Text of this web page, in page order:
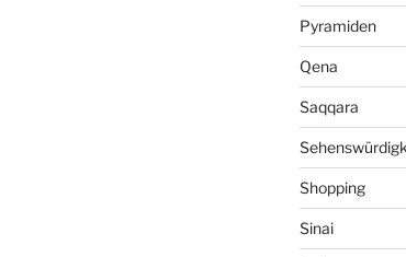
Pyramiden
Qena
Saqqara
Shopping
Sinai